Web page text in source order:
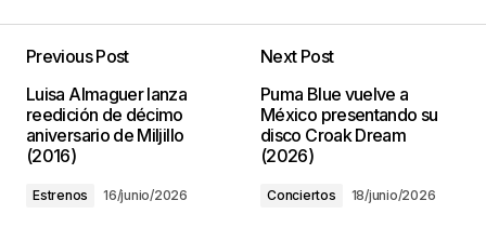
Previous Post
Luisa Almaguer lanza
reedición de décimo
aniversario de Miljillo
(2016)
Estrenos 16/junio/2026
Next Post
Puma Blue vuelve a
México presentando su
disco Croak Dream
(2026)
Conciertos 18/junio/2026